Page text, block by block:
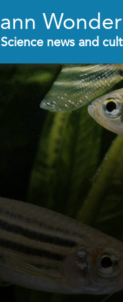
Science news and